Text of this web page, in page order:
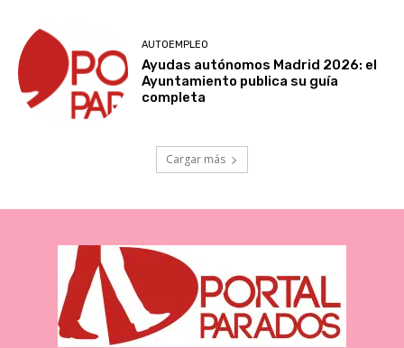
AUTOEMPLEO
Ayudas autónomos Madrid 2026: el
Ayuntamiento publica su guía
completa
Cargar más